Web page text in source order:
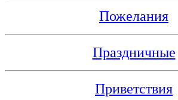
Пожелания
Праздничные
Приветствия